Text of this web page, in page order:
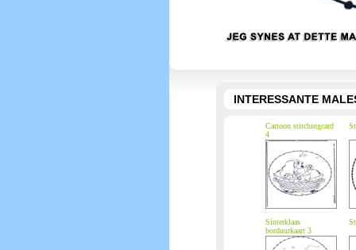
INTERESSANTE
Cartoon stitchingcard
4
Sinterklaas
borduurkaart 3